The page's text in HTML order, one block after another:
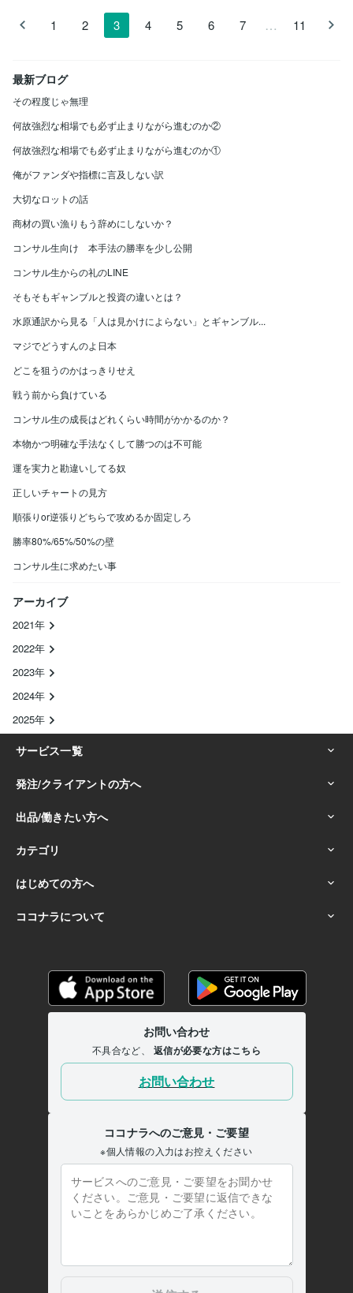
1 2 3 4 5 6 7 … 11
最新ブログ
その程度じゃ無理
何故強烈な相場でも必ず止まりながら進むのか②
何故強烈な相場でも必ず止まりながら進むのか①
俺がファンダや指標に言及しない訳
大切なロットの話
商材の買い漁りもう辞めにしないか？
コンサル生向け 本手法の勝率を少し公開
コンサル生からの礼のLINE
そもそもギャンブルと投資の違いとは？
水原通訳から見る「人は見かけによらない」とギャンブル...
マジでどうすんのよ日本
どこを狙うのかはっきりせえ
戦う前から負けている
コンサル生の成長はどれくらい時間がかかるのか？
本物かつ明確な手法なくして勝つのは不可能
運を実力と勘違いしてる奴
正しいチャートの見方
順張りor逆張りどちらで攻めるか固定しろ
勝率80%/65%/50%の壁
コンサル生に求めたい事
アーカイブ
2021年
2022年
2023年
2024年
2025年